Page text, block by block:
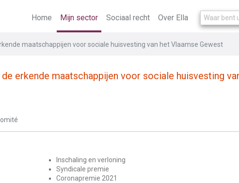
Home Mijn sector Sociaal recht Over Ella
maatschappijen voor sociale huisvesting van het Vlaamse Gewest
erkende maatschappijen voor sociale huisvesting
Inschaling en verloning
Syndicale premie
Coronapremie 2021